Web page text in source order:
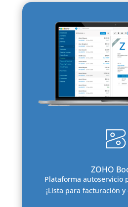
ZOHO
Plataforma autoservicio
¡Lista para facturación